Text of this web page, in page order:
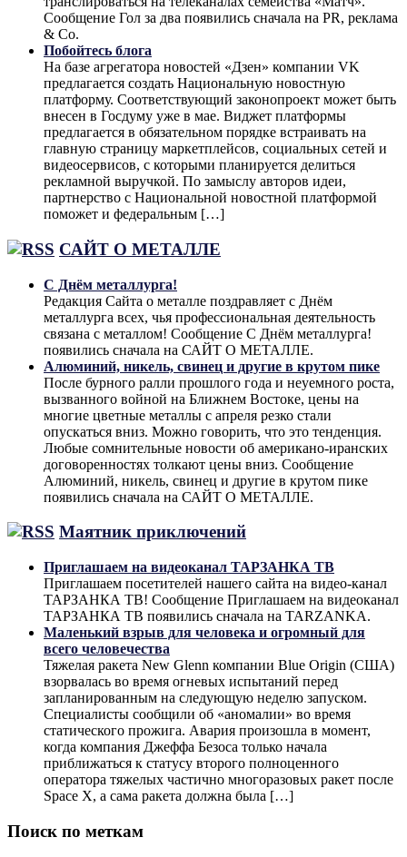
Сообщение Гол за два появились сначала на PR, реклама
& Co.
Побойтесь блога
На базе агрегатора новостей «Дзен» компании VK
предлагается создать Национальную новостную
платформу. Соответствующий законопроект может быть
внесен в Госдуму уже в мае. Виджет платформы
предлагается в обязательном порядке встраивать на
главную страницу маркетплейсов, социальных сетей и
видеосервисов, с которыми планируется делиться
рекламной выручкой. По замыслу авторов идеи,
партнерство с Национальной новостной платформой
поможет и федеральным […]
САЙТ О МЕТАЛЛЕ
С Днём металлурга!
Редакция Сайта о металле поздравляет с Днём
металлурга всех, чья профессиональная деятельность
связана с металлом! Сообщение С Днём металлурга!
появились сначала на САЙТ О МЕТАЛЛЕ.
Алюминий, никель, свинец и другие в крутом пике
После бурного ралли прошлого года и неуемного роста,
вызванного войной на Ближнем Востоке, цены на
многие цветные металлы с апреля резко стали
опускаться вниз. Можно говорить, что это тенденция.
Любые сомнительные новости об американо-иранских
договоренностях толкают цены вниз. Сообщение
Алюминий, никель, свинец и другие в крутом пике
появились сначала на САЙТ О МЕТАЛЛЕ.
Маятник приключений
Приглашаем на видеоканал ТАРЗАНКА ТВ
Приглашаем посетителей нашего сайта на видео-канал
ТАРЗАНКА ТВ! Сообщение Приглашаем на видеоканал
ТАРЗАНКА ТВ появились сначала на TARZANKA.
Маленький взрыв для человека и огромный для
всего человечества
Тяжелая ракета New Glenn компании Blue Origin (США)
взорвалась во время огневых испытаний перед
запланированным на следующую неделю запуском.
Специалисты сообщили об «аномалии» во время
статического прожига. Авария произошла в момент,
когда компания Джеффа Безоса только начала
приближаться к статусу второго полноценного
оператора тяжелых частично многоразовых ракет после
Space X, а сама ракета должна была […]
Поиск по меткам